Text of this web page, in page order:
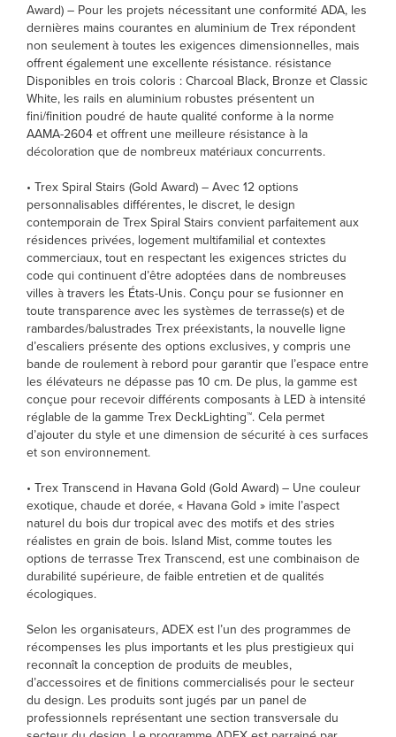
Award) – Pour les projets nécessitant une conformité ADA, les
dernières mains courantes en aluminium de Trex répondent
non seulement à toutes les exigences dimensionnelles, mais
offrent également une excellente résistance. résistance
Disponibles en trois coloris : Charcoal Black, Bronze et Classic
White, les rails en aluminium robustes présentent un
fini/finition poudré de haute qualité conforme à la norme
AAMA-2604 et offrent une meilleure résistance à la
décoloration que de nombreux matériaux concurrents.
• Trex Spiral Stairs (Gold Award) – Avec 12 options
personnalisables différentes, le discret, le design
contemporain de Trex Spiral Stairs convient parfaitement aux
résidences privées, logement multifamilial et contextes
commerciaux, tout en respectant les exigences strictes du
code qui continuent d’être adoptées dans de nombreuses
villes à travers les États-Unis. Conçu pour se fusionner en
toute transparence avec les systèmes de terrasse(s) et de
rambardes/balustrades Trex préexistants, la nouvelle ligne
d’escaliers présente des options exclusives, y compris une
bande de roulement à rebord pour garantir que l’espace entre
les élévateurs ne dépasse pas 10 cm. De plus, la gamme est
conçue pour recevoir différents composants à LED à intensité
réglable de la gamme Trex DeckLighting™. Cela permet
d’ajouter du style et une dimension de sécurité à ces surfaces
et son environnement.
• Trex Transcend in Havana Gold (Gold Award) – Une couleur
exotique, chaude et dorée, « Havana Gold » imite l’aspect
naturel du bois dur tropical avec des motifs et des stries
réalistes en grain de bois. Island Mist, comme toutes les
options de terrasse Trex Transcend, est une combinaison de
durabilité supérieure, de faible entretien et de qualités
écologiques.
Selon les organisateurs, ADEX est l’un des programmes de
récompenses les plus importants et les plus prestigieux qui
reconnaît la conception de produits de meubles,
d’accessoires et de finitions commercialisés pour le secteur
du design. Les produits sont jugés par un panel de
professionnels représentant une section transversale du